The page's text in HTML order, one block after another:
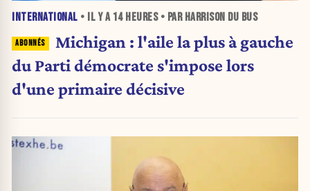
INTERNATIONAL • IL Y A 14 HEURES• PAR HARRISON DU BUS
Michigan : l'aile la plus à gauche
du Parti démocrate s'impose lors
d'une primaire décisive